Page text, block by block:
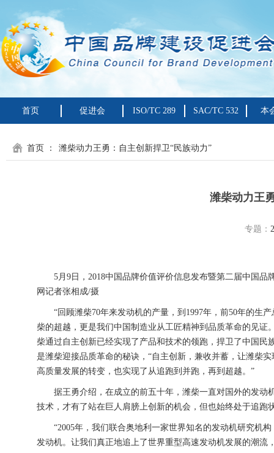
首页 促进会 ISO/TC 289 SAC/TC 532 本
首页 ： 潍柴动力王勇：自主创新捍卫“民族动力”
潍柴动力王
专题：
5月9日，2018中国品牌价值评价信息发布暨第二届中国品
网记者张相成/摄
“回顾潍柴70年来发动机的产量，到1997年，前50年的生产
柴的超越，更是我们中国制造业从工匠精神到品质革命的见
柴通过自主创新已经实现了产品和技术的领跑，捍卫了中国
是潍柴迎接品质革命的秘诀，“自主创新，兼收并蓄，让潍柴
高质量发展的转变，也实现了从追跑到并跑，再到超越。”
据王勇介绍，在成立的前五十年，潍柴一直对国外的发动
技术，才有了站在巨人肩膀上创新的机会，但也始终处于追跑
“2005年，我们联合奥地利一家世界知名的发动机研究机构
发动机。让我们真正地追上了世界重型高速发动机发展的潮流